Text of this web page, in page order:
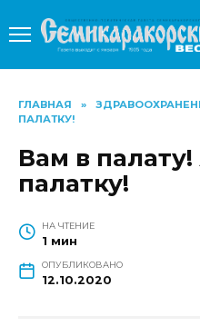
содержанию
ГЛАВНАЯ »
ПАЛАТКУ!
Вам в
палатку!
НА ЧТЕНИЕ
1 мин
ОПУБЛИКОВАНО
12.10.2020